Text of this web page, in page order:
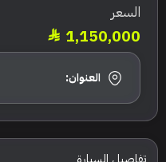
السعر
1,150,000
العنوان: